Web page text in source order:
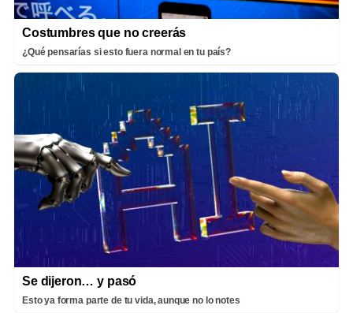
Costumbres que no creerás
¿Qué pensarías si esto fuera normal en tu país?
Se dijeron… y pasó
Esto ya forma parte de tu vida, aunque no lo notes